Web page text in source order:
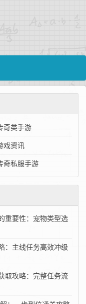
奇类手游
戏资讯
奇私服手游
重要性：宠物类型选
：主线任务高效冲级
取攻略：完整任务流